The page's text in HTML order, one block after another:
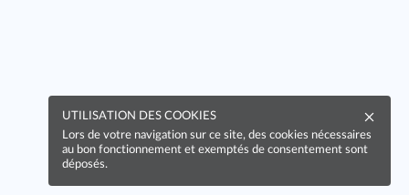
UTILISATION DES COOKIES
Lors de votre navigation sur ce site, des cookies nécessaires
au bon fonctionnement et exemptés de consentement sont
déposés.